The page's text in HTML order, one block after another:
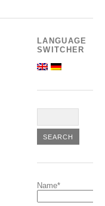
LANGUAGE
SWITCHER
Name*